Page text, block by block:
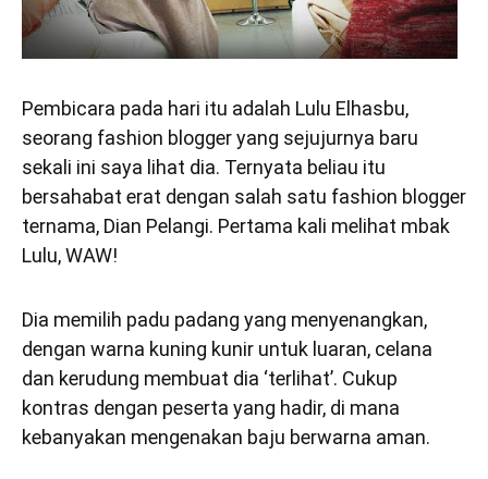
Pembicara pada hari itu adalah Lulu Elhasbu,
seorang fashion blogger yang sejujurnya baru
sekali ini saya lihat dia. Ternyata beliau itu
bersahabat erat dengan salah satu fashion blogger
ternama, Dian Pelangi. Pertama kali melihat mbak
Lulu, WAW!
Dia memilih padu padang yang menyenangkan,
dengan warna kuning kunir untuk luaran, celana
dan kerudung membuat dia ‘terlihat’. Cukup
kontras dengan peserta yang hadir, di mana
kebanyakan mengenakan baju berwarna aman.